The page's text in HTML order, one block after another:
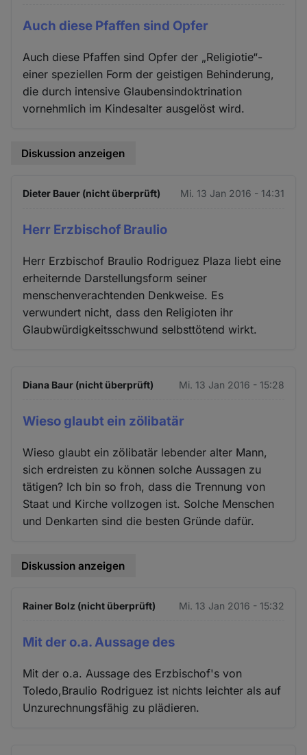
Auch diese Pfaffen sind Opfer
Auch diese Pfaffen sind Opfer der „Religiotie“-
einer speziellen Form der geistigen Behinderung,
die durch intensive Glaubensindoktrination
vornehmlich im Kindesalter ausgelöst wird.
Diskussion anzeigen
Dieter Bauer (nicht überprüft) Mi. 13 Jan 2016 - 14:31
Herr Erzbischof Braulio
Herr Erzbischof Braulio Rodriguez Plaza liebt eine
erheiternde Darstellungsform seiner
menschenverachtenden Denkweise. Es
verwundert nicht, dass den Religioten ihr
Glaubwürdigkeitsschwund selbsttötend wirkt.
Diana Baur (nicht überprüft) Mi. 13 Jan 2016 - 15:28
Wieso glaubt ein zölibatär
Wieso glaubt ein zölibatär lebender alter Mann,
sich erdreisten zu können solche Aussagen zu
tätigen? Ich bin so froh, dass die Trennung von
Staat und Kirche vollzogen ist. Solche Menschen
und Denkarten sind die besten Gründe dafür.
Diskussion anzeigen
Rainer Bolz (nicht überprüft) Mi. 13 Jan 2016 - 15:32
Mit der o.a. Aussage des
Mit der o.a. Aussage des Erzbischof's von
Toledo,Braulio Rodriguez ist nichts leichter als auf
Unzurechnungsfähig zu plädieren.